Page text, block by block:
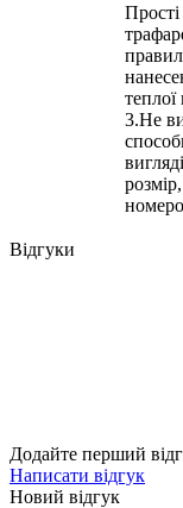
теплої
3.Не
Відгуки
Додайте перший
Написати відгук
Новий відгук